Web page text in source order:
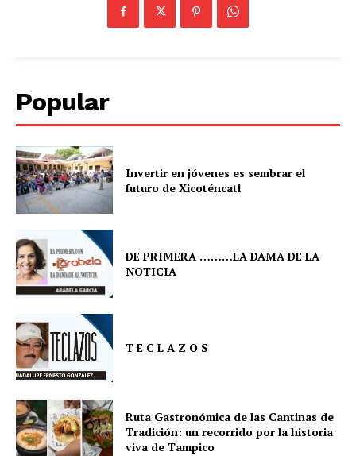
Popular
Invertir en jóvenes es sembrar el
futuro de Xicoténcatl
DE PRIMERA ………LA DAMA DE LA
NOTICIA
T E C L A Z O S
Ruta Gastronómica de las Cantinas de
Tradición: un recorrido por la historia
viva de Tampico